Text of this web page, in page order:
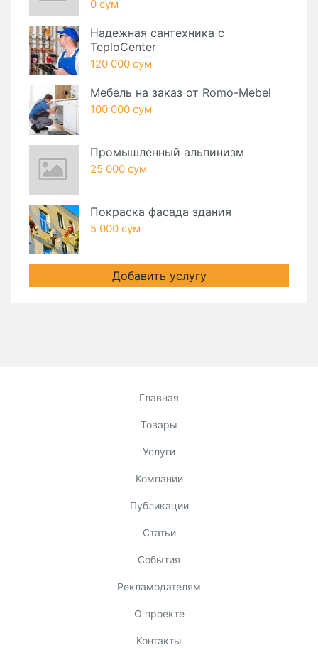
0 сум
Надежная сантехника с
TeploCenter
120 000 сум
Мебель на заказ от Romo-Mebel
100 000 сум
Промышленный альпинизм
25 000 сум
Покраска фасада здания
5 000 сум
Добавить услугу
Главная
Товары
Услуги
Компании
Публикации
Статьи
События
Рекламодателям
О проекте
Контакты